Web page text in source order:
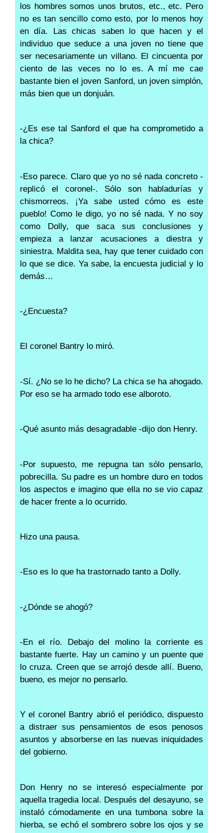
los hombres somos unos brutos, etc., etc. Pero
no es tan sencillo como esto, por lo menos hoy
en día. Las chicas saben lo que hacen y el
individuo que seduce a una joven no tiene que
ser necesariamente un villano. El cincuenta por
ciento de las veces no lo es. A mí me cae
bastante bien el joven Sanford, un joven simplón,
más bien que un donjuán.
-¿Es ese tal Sanford el que ha comprometido a
la chica?
-Eso parece. Claro que yo no sé nada concreto -
replicó el coronel-. Sólo son habladurías y
chismorreos. ¡Ya sabe usted cómo es este
pueblo! Como le digo, yo no sé nada. Y no soy
como Dolly, que saca sus conclusiones y
empieza a lanzar acusaciones a diestra y
siniestra. Maldita sea, hay que tener cuidado con
lo que se dice. Ya sabe, la encuesta judicial y lo
demás…
-¿Encuesta?
El coronel Bantry lo miró.
-Sí. ¿No se lo he dicho? La chica se ha ahogado.
Por eso se ha armado todo ese alboroto.
-Qué asunto más desagradable -dijo don Henry.
-Por supuesto, me repugna tan sólo pensarlo,
pobrecilla. Su padre es un hombre duro en todos
los aspectos e imagino que ella no se vio capaz
de hacer frente a lo ocurrido.
Hizo una pausa.
-Eso es lo que ha trastornado tanto a Dolly.
-¿Dónde se ahogó?
-En el río. Debajo del molino la corriente es
bastante fuerte. Hay un camino y un puente que
lo cruza. Creen que se arrojó desde allí. Bueno,
bueno, es mejor no pensarlo.
Y el coronel Bantry abrió el periódico, dispuesto
a distraer sus pensamientos de esos penosos
asuntos y absorberse en las nuevas iniquidades
del gobierno.
Don Henry no se interesó especialmente por
aquella tragedia local. Después del desayuno, se
instaló cómodamente en una tumbona sobre la
hierba, se echó el sombrero sobre los ojos y se